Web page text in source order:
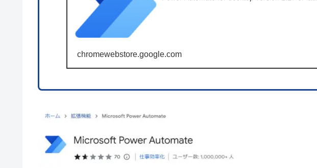
chromewebstore.google.com